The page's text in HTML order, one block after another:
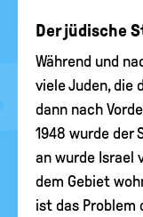
Der jüdische
Während und
viele Juden, die
dann nach
1948 wurde der
an wurde Israel
dem Gebiet
ist das Problem